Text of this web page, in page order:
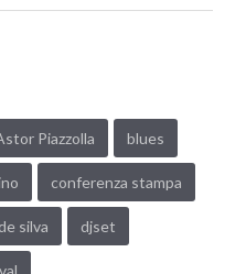
Piazzolla blues
conferenza stampa
silva djset